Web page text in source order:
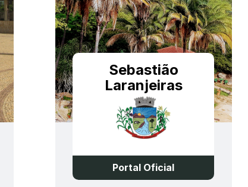
Sebastião
Laranjeiras
Portal Oficial